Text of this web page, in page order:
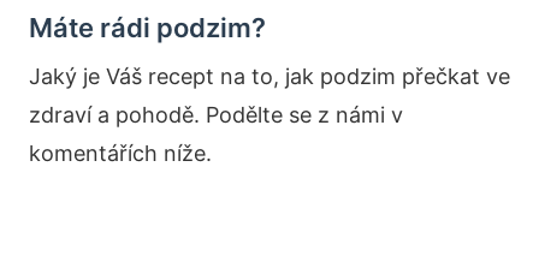
Máte rádi podzim?
Jaký je Váš recept na to, jak podzim přečkat ve
zdraví a pohodě. Podělte se z námi v
komentářích níže.